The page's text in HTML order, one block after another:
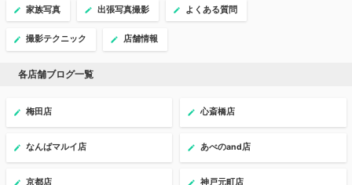
家族写真 出張写真撮影 よくある質問
撮影テクニック 店舗情報
各店舗ブログ一覧
梅田店 心斎橋店
なんばマルイ店 あべのand店
京都店 神戸元町店